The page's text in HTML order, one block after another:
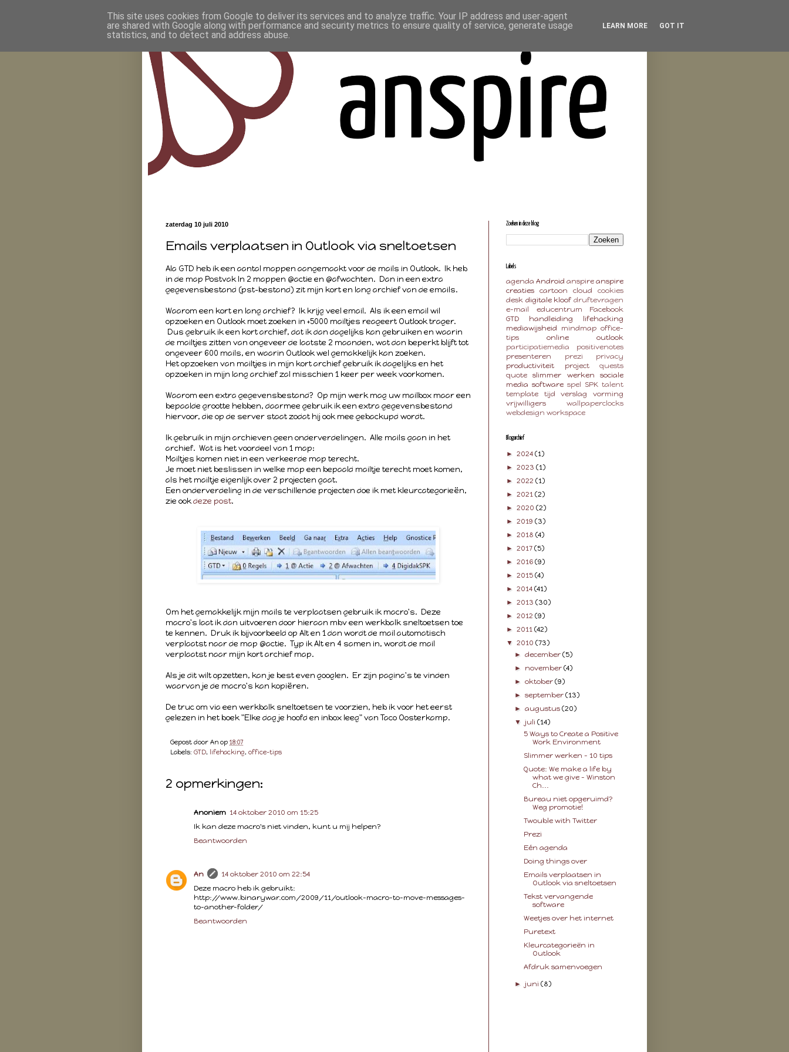
zaterdag 10 juli 2010
Emails verplaatsen in Outlook via sneltoetsen
Ala GTD heb ik een aantal mappen aangemaakt voor de mails in Outlook. Ik heb
in de map Postvak In 2 mappen @actie en @afwachten. Dan in een extra
gegevensbestand (pst-bestand) zit mijn kort en lang archief van de emails.
Waarom een kort en lang archief? Ik krijg veel email. Als ik een email wil
opzoeken en Outlook moet zoeken in +5000 mailtjes reageert Outlook trager.
Dus gebruik ik een kort archief, dat ik dan dagelijks kan gebruiken en waarin
de mailtjes zitten van ongeveer de laatste 2 maanden, wat dan beperkt blijft tot
ongeveer 600 mails, en waarin Outlook wel gemakkelijk kan zoeken.
Het opzoeken van mailtjes in mijn kort archief gebruik ik dagelijks en het
opzoeken in mijn lang archief zal misschien 1 keer per week voorkomen.
Waarom een extra gegevensbestand? Op mijn werk mag uw mailbox maar een
bepaalde grootte hebben, daarmee gebruik ik een extra gegevensbestand
hiervoor, die op de server staat zodat hij ook mee gebackupd wordt.
Ik gebruik in mijn archieven geen onderverdelingen. Alle mails gaan in het
archief. Wat is het voordeel van 1 map:
Mailtjes komen niet in een verkeerde map terecht.
Je moet niet beslissen in welke map een bepaald mailtje terecht moet komen,
als het mailtje eigenlijk over 2 projecten gaat.
Een onderverdeling in de verschillende projecten doe ik met kleurcategorieën,
zie ookdeze post.
Om het gemakkelijk mijn mails te verplaatsen gebruik ik macro's. Deze
macro's laat ik dan uitvoeren door hieraan mbv een werkbalk sneltoetsen toe
te kennen. Druk ik bijvoorbeeld op Alt en 1 dan wordt de mail automatisch
verplaatst naar de map @actie. Typ ik Alt en 4 samen in, wordt de mail
verplaatst naar mijn kort archief map.
Als je dit wilt opzetten, kan je best even googlen. Er zijn pagina's te vinden
waarvan je de macro's kan kopiëren.
De truc om via een werkbalk sneltoetsen te voorzien, heb ik voor het eerst
gelezen in het boek "Elke dag je hoofd en inbox leeg" van Taco Oosterkamp.
Gepost door An op 18:07
Labels: GTD, lifehacking, office-tips
2 opmerkingen:
Anoniem 14 oktober 2010 om 15:25
Ik kan deze macro's niet vinden, kunt u mij helpen?
Beantwoorden
An
14 oktober 2010 om 22:54
Deze macro heb ik gebruikt:
http://www.binarywar.com/2009/11/outlook-macro-to-move-messages-
to-another-folder/
Beantwoorden
Zoeken in deze blog
Labels
agenda Android anspire anspire
creaties
cartoon cloud
cookies
desk digitale kloof druftevragen
e-mail
educentrum
Facebook
GTD
handleiding
lifehacking
mediawijsheid
mindmap office-
tips
online
outlook
participatiemedia
positivenotes
presenteren
prezi
privacy
productiviteit
project
quests
quote
slimmer werken
sociale
media software spel SPK talent
template
tijd verslag
vorming
vrijwilligers
wallpaperclocks
webdesign workspace
Blogarchief
► 2024 (1)
► 2023 (1)
► 2022 (1)
► 2021 (2)
► 2020 (2)
► 2019 (3)
► 2018 (4)
► 2017 (5)
► 2016 (9)
► 2015 (4)
► 2014 (41)
► 2013 (30)
► 2012 (9)
► 2011 (42)
▼ 2010 (73)
►december(5)
► november(4)
►oktober(9)
►september(13)
►augustus(20)
▼juli(14)
5 Ways to Create a Positive
Work Environment
Slimmer werken – 10 tips
Quote: We make a life by
what we give - Winston
Ch...
Bureau niet opgeruimd?
Weg promotie!
Twouble with Twitter
Prezi
Eén agenda
Doing things over
Emails verplaatsen in
Outlook via sneltoetsen
Tekst vervangende
software
Weetjes over het internet
Puretext
Kleurcategorieën in
Outlook
Afdruk samenvoegen
►juni(8)
This site uses cookies from Google to deliver its services and to analyze traffic. Your IP address and user-agent
are shared with Google along with performance and security metrics to ensure quality of service, generate usage
statistics, and to detect and address abuse.
LEARN MORE GOT IT